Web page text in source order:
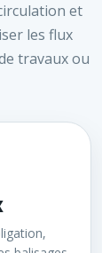
et
les flux
travaux ou